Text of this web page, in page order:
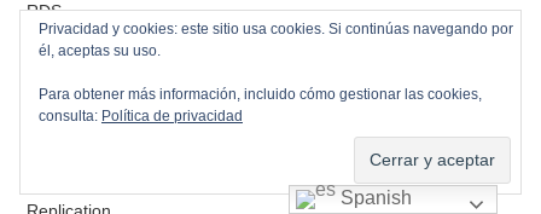
RDS
Recursos Compartidos
Remote Console
Spanish
Privacidad y cookies: este sitio usa cookies. Si continúas navegando por
él, aceptas su uso.
Para obtener más información, incluido cómo gestionar las cookies,
consulta: Política de privacidad